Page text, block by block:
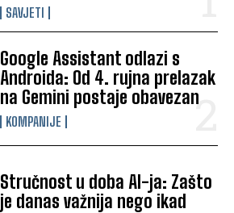
SAVJETI
Google Assistant odlazi s
Androida: Od 4. rujna prelazak
na Gemini postaje obavezan
KOMPANIJE
Stručnost u doba AI-ja: Zašto
je danas važnija nego ikad